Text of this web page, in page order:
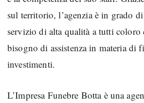
sul territorio, l’agenzia è in grado
servizio di alta qualità a tutti coloro
bisogno di assistenza in materia di
investimenti.
L’Impresa Funebre Botta è una